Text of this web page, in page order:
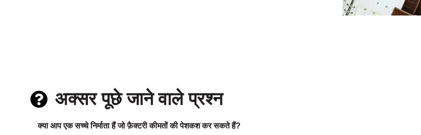
अक्सर पूछे जाने वाले प्रश्न
क्या आप एक सच्चे निर्माता हैं जो फ़ैक्टरी कीमतों की पेशकश कर सकते हैं?